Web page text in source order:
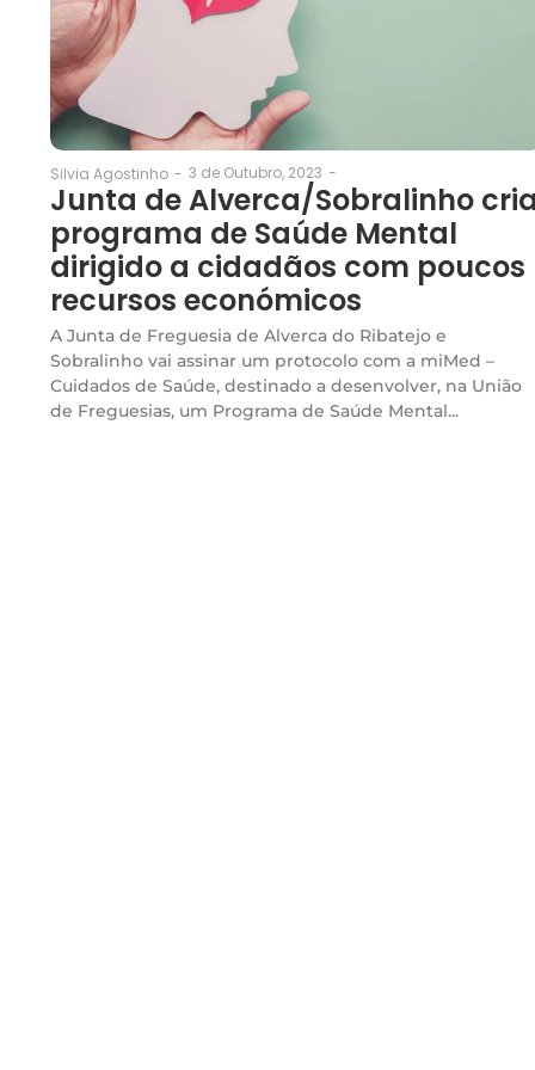
Silvia Agostinho - 3 de Outubro, 2023 -
Junta de Alverca/Sobralinho
programa de Saúde Mental
dirigido a cidadãos com poucos
recursos económicos
A Junta de Freguesia de Alverca do Ribatejo e
Sobralinho vai assinar um protocolo com a miMed –
Cuidados de Saúde, destinado a desenvolver, na União
de Freguesias, um Programa de Saúde Mental...